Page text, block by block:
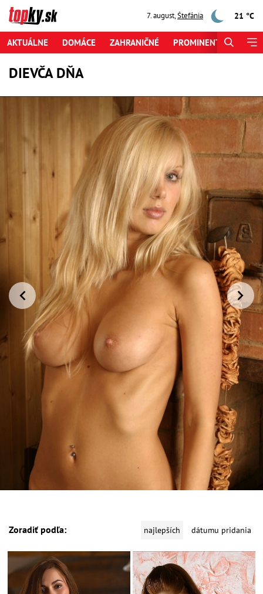
7. august,Štefánia 21 °C
AKTUÁLNE DOMÁCE ZAHRANIČNÉ PROMINENTI ŠPORT
DIEVČA DŇA
Zoradiť podľa: najlepších dátumu pridania